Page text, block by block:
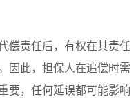
偿责任后，有权在其责任
因此，担保人在追偿时需
要，任何延误都可能影响